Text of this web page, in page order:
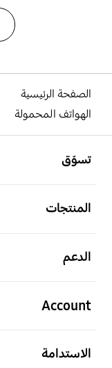
الصفحة الرئيسية
الهواتف المحمولة
تسوّق
المنتجات
الدعم
Account
الاستدامة